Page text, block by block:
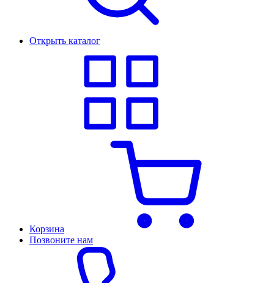
Открыть каталог
Корзина
Позвоните нам